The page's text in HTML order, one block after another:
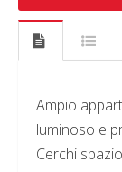
Ampio
luminoso e
Cerchi